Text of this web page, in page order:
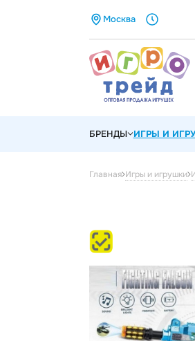
Москва
БРЕНДЫ ИГРЫ И
Главная Игры и игрушки